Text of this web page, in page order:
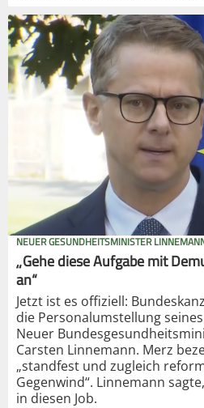
NEUER GESUNDHEITSMINISTER
„Gehe diese Aufgabe mit
an“
Jetzt ist es offiziell:
die Personalumstellung
Neuer
Carsten Linnemann. Merz
„standfest und zugleich
Gegenwind“. Linnemann
in diesen Job.